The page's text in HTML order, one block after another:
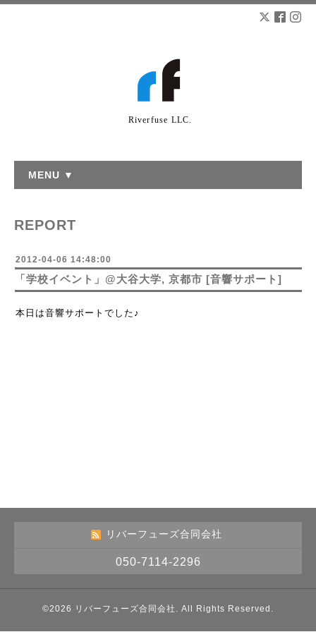
Riverfuse LLC.
MENU ▼
REPORT
2012-04-06 14:48:00
「学校イベント」@大谷大学, 京都市 [音響サポート]
本日は音響サポートでした♪
リバーフューズ合同会社
050-7114-2296
©2026 リバーフューズ合同会社 . All Rights Reserved.